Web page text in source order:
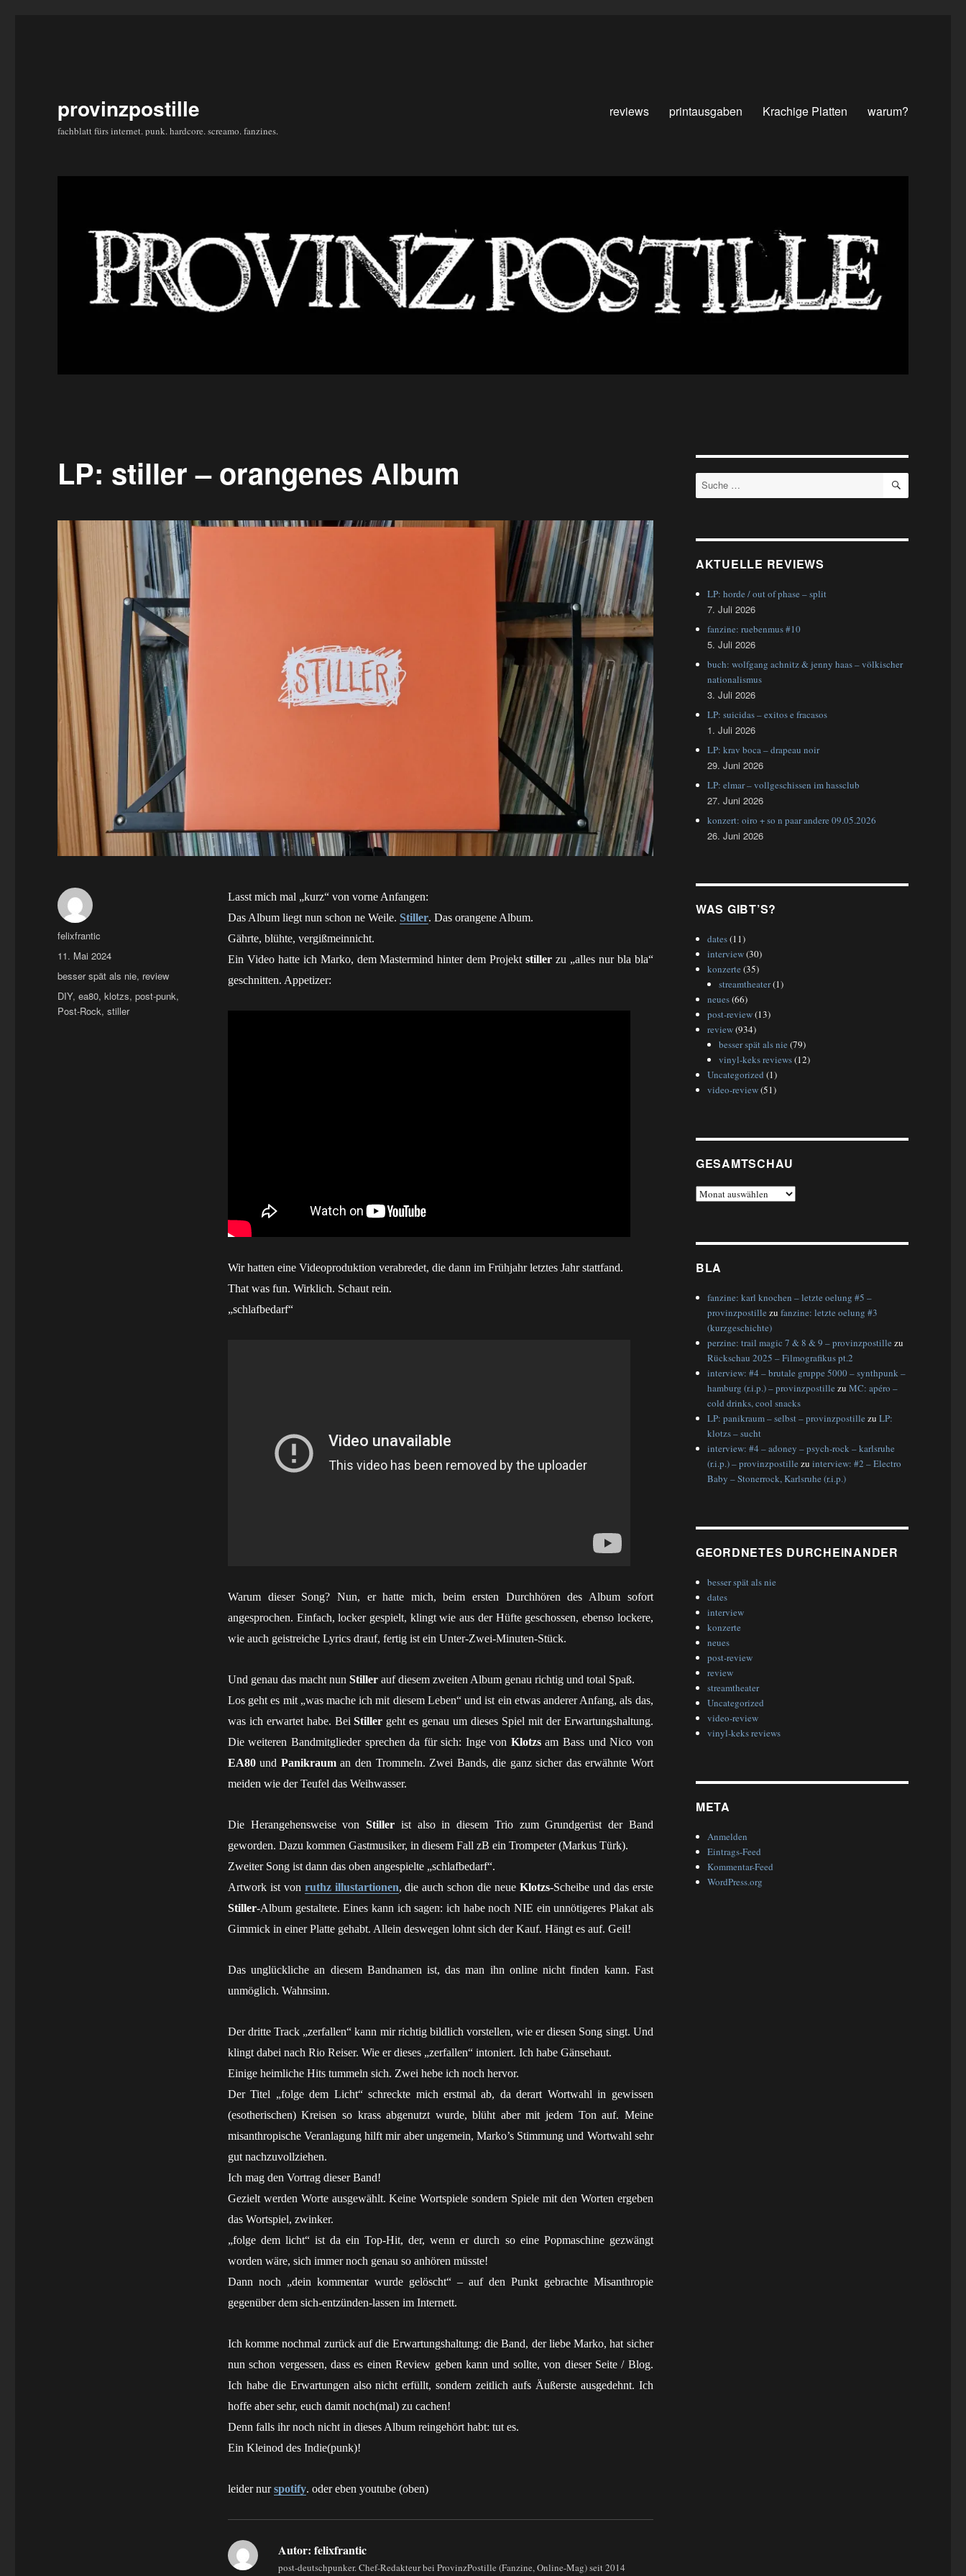
provinzpostille
fachblatt fürs internet. punk. hardcore. screamo. fanzines.
reviews printausgaben Krachige Platten warum?
LP: stiller – orangenes Album
Lasst mich mal „kurz“ von vorne Anfangen:
Das Album liegt nun schon ne Weile. Stiller. Das orangene Album.
Gährte, blühte, vergißmeinnicht.
Ein Video hatte ich Marko, dem Mastermind hinter dem Projektstiller zu „alles nur bla bla“
geschnitten. Appetizer:
Wir hatten eine Videoproduktion verabredet, die dann im Frühjahr letztes Jahr stattfand.
That was fun. Wirklich. Schaut rein.
„schlafbedarf“
Warum dieser Song? Nun, er hatte mich, beim ersten Durchhören des Album sofort
angesprochen. Einfach, locker gespielt, klingt wie aus der Hüfte geschossen, ebenso lockere,
wie auch geistreiche Lyrics drauf, fertig ist ein Unter-Zwei-Minuten-Stück.
Und genau das macht nun Stillerauf diesem zweiten Album genau richtig und total Spaß.
Los geht es mit „was mache ich mit diesem Leben“ und ist ein etwas anderer Anfang, als das,
was ich erwartet habe. BeiStiller geht es genau um dieses Spiel mit der Erwartungshaltung.
Die weiteren Bandmitglieder sprechen da für sich: Inge von Klotzsam Bass und Nico von
EA80und Panikrauman den Trommeln. Zwei Bands, die ganz sicher das erwähnte Wort
meiden wie der Teufel das Weihwasser.
Die Herangehensweise vonStiller ist also in diesem Trio zum Grundgerüst der Band
geworden. Dazu kommen Gastmusiker, in diesem Fall zB ein Trompeter (Markus Türk).
Zweiter Song ist dann das oben angespielte „schlafbedarf“.
Artwork ist von ruthz illustartionen, die auch schon die neueKlotzs-Scheibe und das erste
Stiller-Album gestaltete. Eines kann ich sagen: ich habe noch NIE ein unnötigeres Plakat als
Gimmick in einer Platte gehabt. Allein deswegen lohnt sich der Kauf. Hängt es auf. Geil!
Das unglückliche an diesem Bandnamen ist, das man ihn online nicht finden kann. Fast
unmöglich. Wahnsinn.
Der dritte Track „zerfallen“ kann mir richtig bildlich vorstellen, wie er diesen Song singt. Und
klingt dabei nach Rio Reiser. Wie er dieses „zerfallen“ intoniert. Ich habe Gänsehaut.
Einige heimliche Hits tummeln sich. Zwei hebe ich noch hervor.
Der Titel „folge dem Licht“ schreckte mich erstmal ab, da derart Wortwahl in gewissen
(esotherischen) Kreisen so krass abgenutzt wurde, blüht aber mit jedem Ton auf. Meine
misanthropische Veranlagung hilft mir aber ungemein, Marko’s Stimmung und Wortwahl sehr
gut nachzuvollziehen.
Ich mag den Vortrag dieser Band!
Gezielt werden Worte ausgewählt. Keine Wortspiele sondern Spiele mit den Worten ergeben
das Wortspiel, zwinker.
„folge dem licht“ ist da ein Top-Hit, der, wenn er durch so eine Popmaschine gezwängt
worden wäre, sich immer noch genau so anhören müsste!
Dann noch „dein kommentar wurde gelöscht“ – auf den Punkt gebrachte Misanthropie
gegenüber dem sich-entzünden-lassen im Internett.
Ich komme nochmal zurück auf die Erwartungshaltung: die Band, der liebe Marko, hat sicher
nun schon vergessen, dass es einen Review geben kann und sollte, von dieser Seite / Blog.
Ich habe die Erwartungen also nicht erfüllt, sondern zeitlich aufs Äußerste ausgedehnt. Ich
hoffe aber sehr, euch damit noch(mal) zu cachen!
Denn falls ihr noch nicht in dieses Album reingehört habt: tut es.
Ein Kleinod des Indie(punk)!
leider nurspotify. oder eben youtube (oben)
Autor: felixfrantic
post-deutschpunker. Chef-Redakteur bei ProvinzPostille (Fanzine, Online-Mag) seit 2014
Autor
felixfrantic
Veröffentlicht
am
11. Mai 2024
Kategorien
besser spät als nie, review
Schlagwörter
DIY,ea80,klotzs,post-punk,
Post-Rock,stiller
Suche
nach:
SUCHEN
AKTUELLE REVIEWS
LP: horde / out of phase – split
7. Juli 2026
fanzine: ruebenmus #10
5. Juli 2026
buch: wolfgang achnitz & jenny haas – völkischer
nationalismus
3. Juli 2026
LP: suicidas – exitos e fracasos
1. Juli 2026
LP: krav boca – drapeau noir
29. Juni 2026
LP: elmar – vollgeschissen im hassclub
27. Juni 2026
konzert: oiro + so n paar andere 09.05.2026
26. Juni 2026
WAS GIBT’S?
dates(11)
interview(30)
konzerte (35)
streamtheater(1)
neues(66)
post-review(13)
review(934)
besser spät als nie (79)
vinyl-keks reviews(12)
Uncategorized (1)
video-review(51)
GESAMTSCHAU
gesamtschau
BLA
fanzine: karl knochen – letzte oelung #5 –
provinzpostille zufanzine: letzte oelung #3
(kurzgeschichte)
perzine: trail magic 7 & 8 & 9 – provinzpostille zu
Rückschau 2025 – Filmografikus pt.2
interview: #4 – brutale gruppe 5000 – synthpunk –
hamburg (r.i.p.) – provinzpostille zuMC: apéro –
cold drinks, cool snacks
LP: panikraum – selbst – provinzpostille zuLP:
klotzs – sucht
interview: #4 – adoney – psych-rock – karlsruhe
(r.i.p.) – provinzpostille zuinterview: #2 – Electro
Baby – Stonerrock, Karlsruhe (r.i.p.)
GEORDNETES DURCHEINANDER
besser spät als nie
dates
interview
konzerte
neues
post-review
review
streamtheater
Uncategorized
video-review
vinyl-keks reviews
META
Anmelden
Eintrags-Feed
Kommentar-Feed
WordPress.org